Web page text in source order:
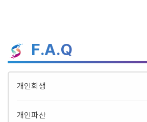
F.A.Q
개인회생
개인파산